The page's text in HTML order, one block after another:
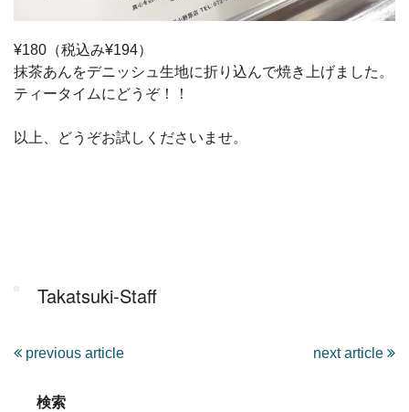
¥180（税込み¥194）
抹茶あんをデニッシュ生地に折り込んで焼き上げました。
ティータイムにどうぞ！！
以上、どうぞお試しくださいませ。
Takatsuki-Staff
previous article next article
検索